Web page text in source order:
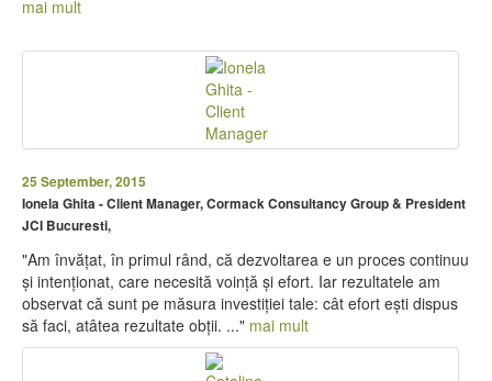
mai mult
25 September, 2015
Ionela Ghita - Client Manager, Cormack Consultancy Group & President
JCI Bucuresti,
"Am învățat, în primul rând, că dezvoltarea e un proces continuu
și intenționat, care necesită voință și efort. Iar rezultatele am
observat că sunt pe măsura investiției tale: cât efort ești dispus
să faci, atâtea rezultate obții. ..." mai mult